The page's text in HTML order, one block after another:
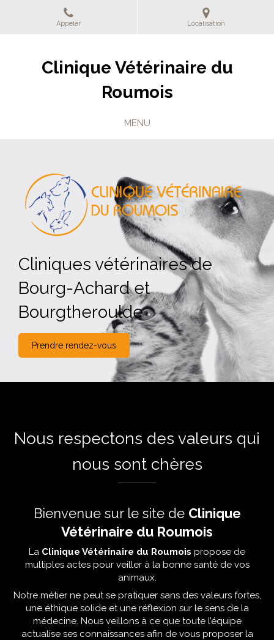
Appeler Localisation
Clinique Vétérinaire du
Roumois
MENU
Cliniques vétérinaires de
Bourg-Achard et
Bourgtheroulde
Prendre rendez-vous
Nous respectons des valeurs qui
nous sont chères
Bienvenue sur le site de Clinique
Vétérinaire du Roumois
La Clinique Vétérinaire du Roumois propose de
multiples actes pour veiller à la bonne santé de vos
animaux.
Notre métier ne peut se pratiquer sans des valeurs fortes,
une éthique solide et une réflexion sur le sens de la
médecine. Nous veillons à ce que toute l’équipe
actualise ses connaissances afin de vous proposer la